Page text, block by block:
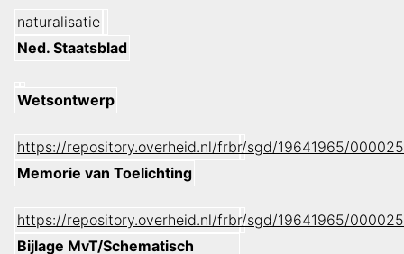
naturalisatie
Ned. Staatsblad
Wetsontwerp
https://repository.overheid.nl/frbr/sgd/19641965/
Memorie van Toelichting
https://repository.overheid.nl/frbr/sgd/19641965/
Bijlage MvT/Schematisch